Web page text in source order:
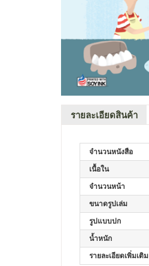
รายละเอียดสินค้า
จำนวนหนังสือ
เนื้อใน
จำนวนหน้า
ขนาดรูปเล่ม
รูปแบบปก
น้ำหนัก
รายละเอียดเพิ่มเติม